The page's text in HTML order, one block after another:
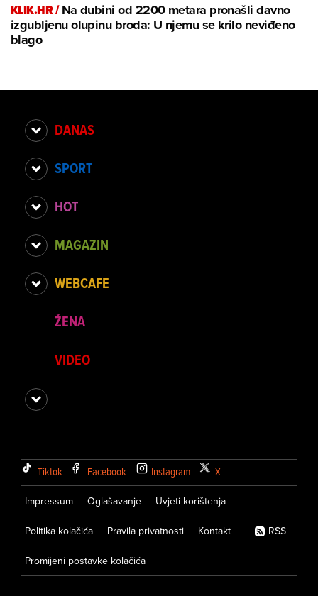
KLIK.HR /Na dubini od 2200 metara pronašli davno
izgubljenu olupinu broda: U njemu se krilo neviđeno
blago
DANAS
SPORT
HOT
MAGAZIN
WEBCAFE
ŽENA
VIDEO
Tiktok Facebook Instagram X
Impressum Oglašavanje Uvjeti korištenja
Politika kolačića Pravila privatnosti Kontakt
Promijeni postavke kolačića
RSS